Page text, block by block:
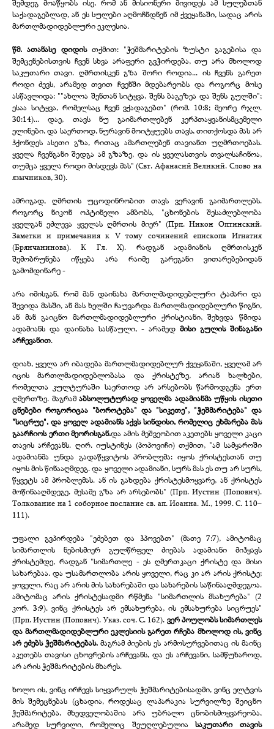
შემდეგ მოაწყობს ისე, რომ ან მისიონერი მივიდეს ამ სულებთან
საქადაგებლად, ან ეს სულები აღმოჩნდნენ იმ ქვეყანაში, სადაც არის
მართლმადიდებლური ეკლესია.
წმ. ათანასე დიდის თქმით: "ჭეშმარიტების ზუსტი გაგებისა და
შემცენებისთვის ჩვენ სხვა არაფერი გვჭირდება, თუ არა მხოლოდ
საკუთარი თავი. ღმრთისკენ გზა შორი როდია... ის ჩვენს გარეთ
როდი ძევს, არამედ თვით ჩვენში მდებარეობს და როგორც მოსე
ასწავლიდა: ""ახლოა შენთან სიტყვა, შენს ბაგეზეა და შენს გულში";
ესაა სიტყვა, რომელსაც ჩვენ ვქადაგებთ" (რომ. 10:8; მეორე რჯლ.
30:14)... დაე, თავს ნუ გაიმართლებენ კერპთაყვანისმცემელი
ელინები, და საერთოდ, ნურავინ მოიტყუებს თავს, თითქოსდა მას არ
ჰქონდეს ასეთი გზა, რითაც ამართლებენ თავიანთ უღმრთოებას.
ყველა ჩვენგანი შედგა ამ გზაზე, და ის ყველასთვის თვალსაჩინოა,
თუმცა ყველა როდი მისდევს მას" (Свт. Афанасий Великий. Слово на
язычников, 30).
ამრიგად, ღმრთის უცოდინრობით თავს ვერავინ გაიმართლებს.
როგორც ნიკონ ოპტინელი ამბობს, "ცხონების შესაძლებლობა
ყველგან ეძლევა ყველას ღმრთის მიერ" (Прп. Никон Оптинский.
Заметки и примечания к V тому сочинений епископа Игнатия
(Брянчанинова). К Гл. Х). რადგან ადამიანის ღმრთისკენ
შემობრუნება იწყება არა რაიმე გარეგანი ვითარებებიდან
გამომდინარე -
არა იმისგან, რომ მან დაინახა მართლმადიდებლური ტაძარი და
შევიდა მასში, ან მას ხელში ჩაუვარდა მართლმადიდებლური წიგნი,
ან მან გაიცნო მართლმადიდებლური ქრისტიანი, შეხვდა წმიდა
ადამიანს და დაინახა სასწაული, - არამედ მისი გულის შინაგანი
არჩევანით.
დიახ, ყველა არ იბადება მართლმადიდებლურ ქვეყანაში, ყველამ არ
იცის მართლმადიდებლობასა და ქრისტეზე, არიან ხალხები,
რომელთა კულტურაში საერთოდ არ არსებობს წარმოდგენა ერთ
ღმერთზე. მაგრამ აბსოლუტურად ყოველმა ადამიანმა უწყის ისეთი
ცნებები როგორიცაა "ბოროტება" და "სიკეთე", "ჭეშმარიტება" და
"სიცრუე", და ყოველ ადამიანს აქვს სინდისი, რომელიც ეხმარება მას
გაარჩიოს ერთი მეორისგან.და ამის მეშვეობით აკეთებს ყოველი კაცი
თავის არჩევანს. ღირ. იუსტინეს (პოპოვიჩი) თქმით, "ამ სამყაროში
ადამიანმა უნდა გადაწყვიტოს პრობლემა: იყოს ქრისტესთან თუ
იყოს მის წინააღმდეგ. და ყოველი ადამიანი, სურს მას ეს თუ არ სურს,
წყვეტს ამ პრობლემას. ან ის გახდება ქრისტესმოყვარე, ან ქრისტეს
მოწინააღმდეგე. მესამე გზა არ არსებობს" (Прп. Иустин (Попович).
Толкование на 1 соборное послание св. ап. Иоанна. М., 1999. С. 110–
111).
უფალი გვპირდება "ეძებეთ და ჰპოვებთ" (მათე 7:7), ამიტომაც
სიმართლის ნებისმიერ გულწრფელ ძიებას ადამიანი მიჰყავს
ქრისტემდე, რადგან "სიმართლე - ეს ღმერთკაცი ქრისტე და მისი
სახარებაა. და უსამართლობა არის ყოველი, რაც კი არ არის ქრისტე;
ყოველი, რაც არ არის მის სახარებაში და სახარების საწინააღმდეგოა.
ამიტომაც არის ქრისტესადმი რწმენა "სიმართლის მსახურება" (2
კორ. 3:9). ვინც ქრისტეს არ ემსახურება, ის ემსახურება სიცრუეს"
(Прп. Иустин (Попович). Указ. соч. С. 162). ვერ პოულობს სიმართლეს
და მართლმადიდებლური ეკლესიის გარეთ რჩება მხოლოდ ის, ვინც
არ ეძებს ჭეშმარიტებას. მაგრამ ძიების ეს არმოსურვებითაც ის მაინც
აკეთებს თავისი ცხოვრების არჩევანს, და ეს არჩევანი, სამწუხაროდ,
არ არის ჭეშმარიტების მხარეს.
ხოლო ის, ვინც ირჩევს სიყვარულს ჭეშმარიტებისადმი, ვინც ელტვის
მის შემეცნებას (ცხადია, როდესაც ლაპარაკია სურვილზე შეიცნო
ჭეშმარიტება, მხედველობაშია არა უბრალო ცნობისმოყვარეობა,
არამედ სურვილი, რომელიც შეუღლებულია
საკუთარი თავის